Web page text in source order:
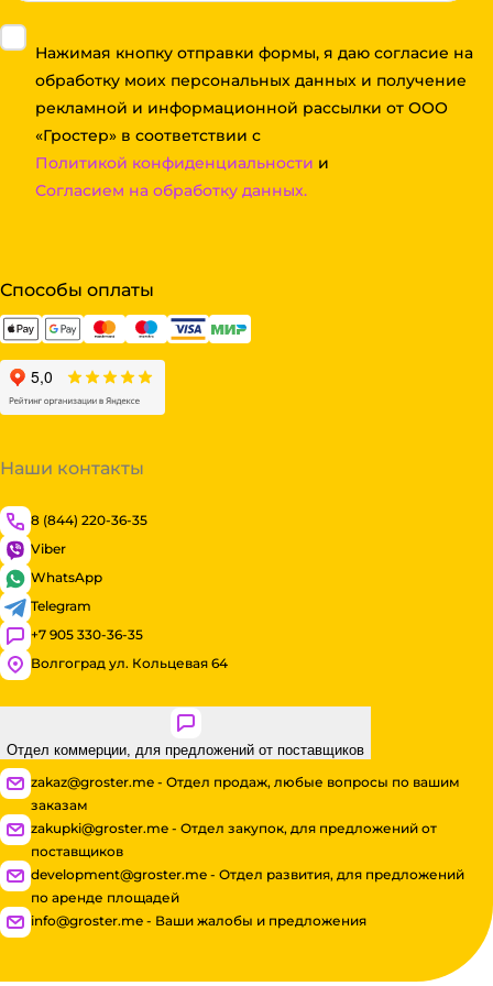
Нажимая кнопку отправки формы, я даю согласие на
обработку моих персональных данных и получение
рекламной и информационной рассылки от ООО
«Гростер» в соответствии с
Политикой конфиденциальности и
Согласием на обработку данных.
Способы оплаты
Наши контакты
8 (844) 220-36-35
Viber
WhatsApp
Telegram
+7 905 330-36-35
Волгоград ул. Кольцевая 64
Отдел коммерции, для предложений от поставщиков
zakaz@groster.me - Отдел продаж, любые вопросы по вашим
заказам
zakupki@groster.me - Отдел закупок, для предложений от
поставщиков
development@groster.me - Отдел развития, для предложений
по аренде площадей
info@groster.me - Ваши жалобы и предложения